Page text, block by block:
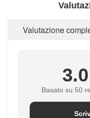
Valutazione
3.0
Basato su 50